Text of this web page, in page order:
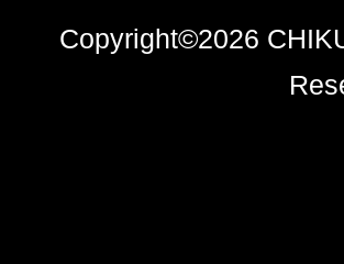
Copyright©2026